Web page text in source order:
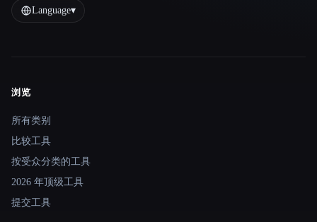
Language▾
Site navigation
浏览
所有类别
比较工具
按受众分类的工具
2026 年顶级工具
提交工具